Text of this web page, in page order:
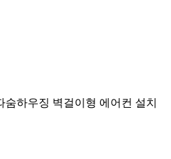
하우징 벽걸이형 에어컨 설치